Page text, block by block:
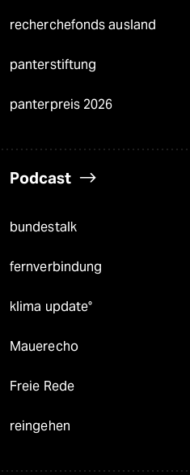
recherchefonds ausland
panterstiftung
panterpreis 2026
Podcast
bundestalk
fernverbindung
klima update°
Mauerecho
Freie Rede
reingehen